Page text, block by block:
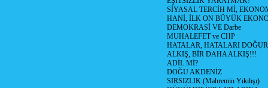
SİYASAL TERCİH Mİ,
HANİ, İLK ON BÜYÜK
DEMOKRASİ VE Darbe
MUHALEFET ve CHP
HATALAR, HATALARI
ALKIŞ, BİR DAHA ALKIŞ!!!
ADİL Mİ?
DOĞU AKDENİZ
SIRSIZLIK (Mahremin Yıkılışı)